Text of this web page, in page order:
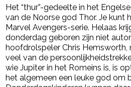
Het “thur”-gedeelte in het Engelse
van de Noorse god Thor. Je kunt
Marvel Avengers-serie. Helaas
donderdag geboren zijn niet
hoofdrolspeler Chris Hemsworth,
veel van de
wie Jupiter in het Romeins is, is
het algemeen een leuke god om